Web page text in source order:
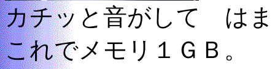
カチッと音がして は
これでメモリ１ＧＢ。